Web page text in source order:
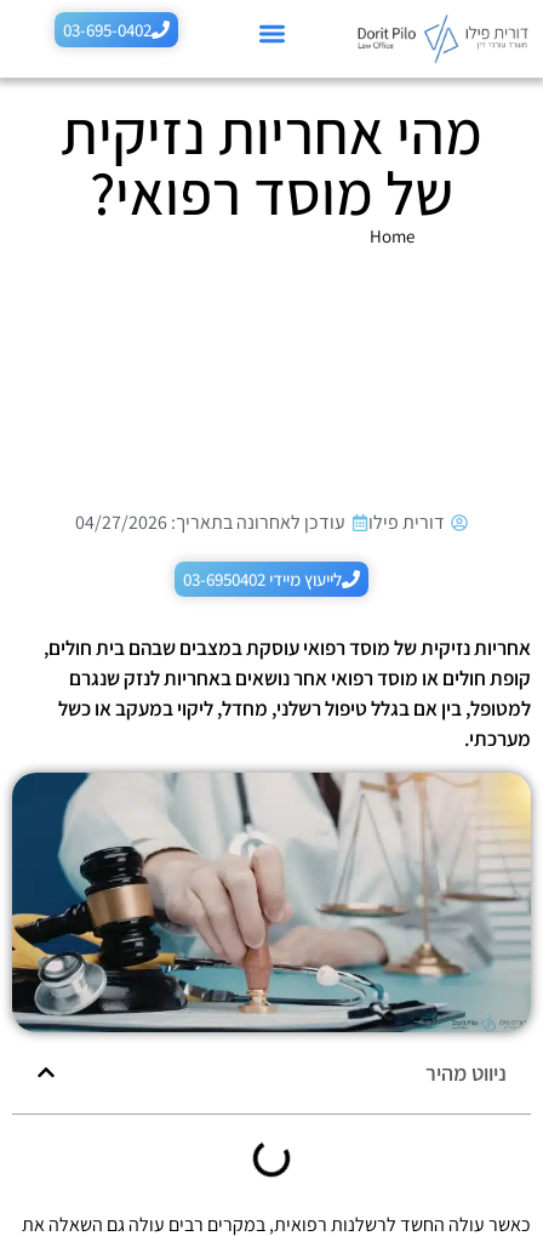
03-695-0402
מהי אחריות נזיקית
של מוסד רפואי?
Home
דורית פילו עודכן לאחרונה בתאריך: 04/27/2026
לייעוץ מיידי 03-6950402
אחריות נזיקית של מוסד רפואי עוסקת במצבים שבהם בית חולים,
קופת חולים או מוסד רפואי אחר נושאים באחריות לנזק שנגרם
למטופל, בין אם בגלל טיפול רשלני, מחדל, ליקוי במעקב או כשל
מערכתי.
ניווט מהיר
כאשר עולה החשד לרשלנות רפואית, במקרים רבים עולה גם השאלה את